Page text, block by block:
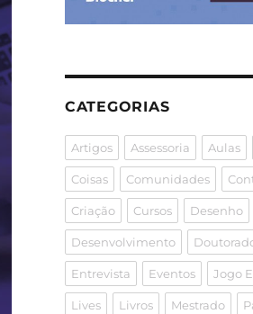
CATEGORIAS
Artigos Assessoria Aulas
Coisas Comunidades
Criação Cursos Desenho
Desenvolvimento
Entrevista Eventos Jogo
Lives Livros Mestrado